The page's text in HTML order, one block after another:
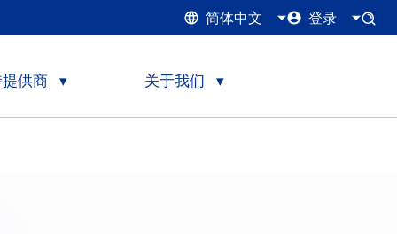
简体中文 登录
供商 关于我们